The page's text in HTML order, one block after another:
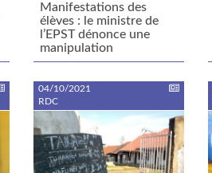
Manifestations des
élèves : le ministre de
l’EPST dénonce une
manipulation
04/10/2021
RDC